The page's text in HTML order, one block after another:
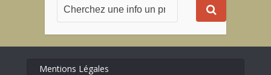
Mentions Légales